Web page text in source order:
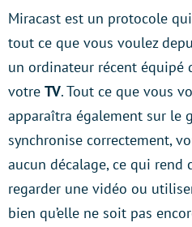
Miracast est un protocole
tout ce que vous voulez
un ordinateur récent équipé
votre TV. Tout ce que vous
apparaîtra également sur le
synchronise correctement,
aucun décalage, ce qui
regarder une vidéo ou
bien qu’elle ne soit pas